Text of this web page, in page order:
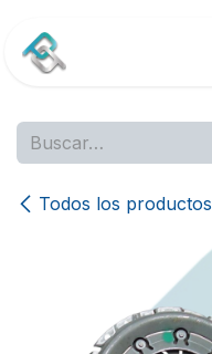
Todos los productos